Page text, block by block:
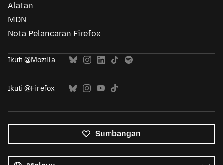
Alatan
MDN
Nota Pelancaran Firefox
Ikuti @Mozilla
Ikuti @Firefox
Sumbangan
bahasa
Bahasa